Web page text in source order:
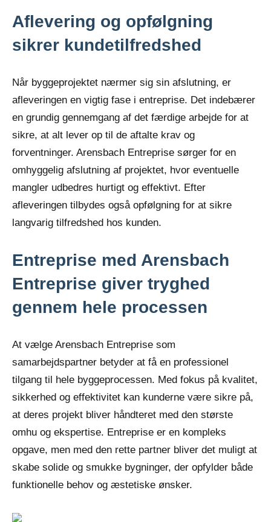
Aflevering og opfølgning
sikrer kundetilfredshed
Når byggeprojektet nærmer sig sin afslutning, er
afleveringen en vigtig fase i entreprise. Det indebærer
en grundig gennemgang af det færdige arbejde for at
sikre, at alt lever op til de aftalte krav og
forventninger. Arensbach Entreprise sørger for en
omhyggelig afslutning af projektet, hvor eventuelle
mangler udbedres hurtigt og effektivt. Efter
afleveringen tilbydes også opfølgning for at sikre
langvarig tilfredshed hos kunden.
Entreprise med Arensbach
Entreprise giver tryghed
gennem hele processen
At vælge Arensbach Entreprise som
samarbejdspartner betyder at få en professionel
tilgang til hele byggeprocessen. Med fokus på kvalitet,
sikkerhed og effektivitet kan kunderne være sikre på,
at deres projekt bliver håndteret med den største
omhu og ekspertise. Entreprise er en kompleks
opgave, men med den rette partner bliver det muligt at
skabe solide og smukke bygninger, der opfylder både
funktionelle behov og æstetiske ønsker.